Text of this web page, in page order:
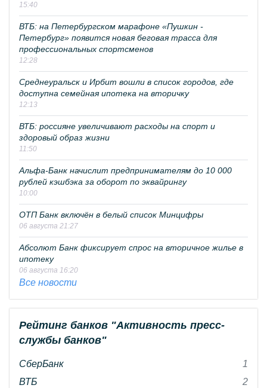
15:40
ВТБ: на Петербургском марафоне «Пушкин -
Петербург» появится новая беговая трасса для
профессиональных спортсменов
12:28
Среднеуральск и Ирбит вошли в список городов, где
доступна семейная ипотека на вторичку
12:13
ВТБ: россияне увеличивают расходы на спорт и
здоровый образ жизни
11:50
Альфа-Банк начислит предпринимателям до 10 000
рублей кэшбэка за оборот по эквайрингу
10:00
ОТП Банк включён в белый список Минцифры
06 августа 21:27
Абсолют Банк фиксирует спрос на вторичное жилье в
ипотеку
06 августа 16:20
Все новости
Рейтинг банков "Активность пресс-
службы банков"
СберБанк
1
ВТБ
2